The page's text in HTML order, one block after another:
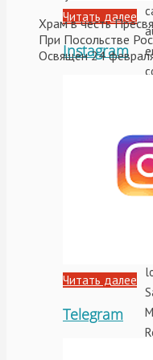
Храм в честь
При Посольстве
Освящён 24
Читать далее
Instagram
Читать далее
Telegram